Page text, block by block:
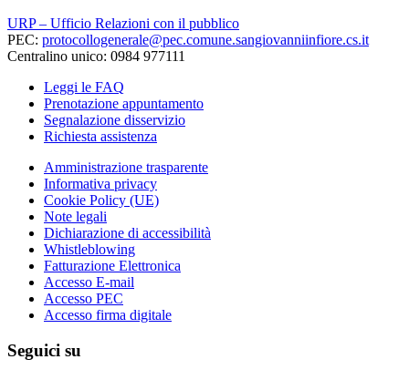
URP – Ufficio Relazioni con il pubblico
PEC: protocollogenerale@pec.comune.sangiovanniinfiore.cs.it
Centralino unico: 0984 977111
Leggi le FAQ
Prenotazione appuntamento
Segnalazione disservizio
Richiesta assistenza
Amministrazione trasparente
Informativa privacy
Cookie Policy (UE)
Note legali
Dichiarazione di accessibilità
Whistleblowing
Fatturazione Elettronica
Accesso E-mail
Accesso PEC
Accesso firma digitale
Seguici su